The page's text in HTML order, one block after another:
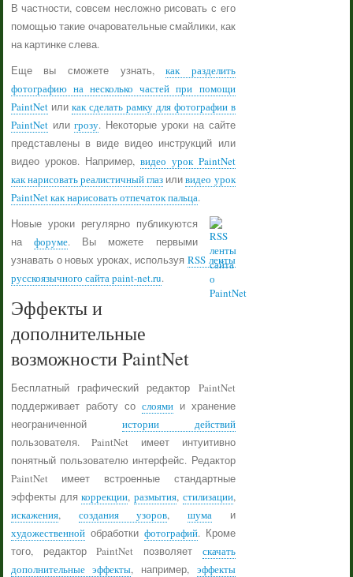
В частности, совсем несложно рисовать с его
помощью такие очаровательные смайлики, как
на картинке слева.
Еще вы сможете узнать,как разделить
фотографию на несколько частей при помощи
PaintNetили как сделать рамку для фотографии в
PaintNetилигрозу. Некоторые уроки на сайте
представлены в виде видео инструкций или
видео уроков. Например, видео урок PaintNet
как нарисовать реалистичный глаз иливидео урок
PaintNet как нарисовать отпечаток пальца.
Новые уроки регулярно публикуются
нафоруме. Вы можете первыми
узнавать о новых уроках, используя RSS ленты
русскоязычного сайта paint-net.ru.
Эффекты и
дополнительные
возможности PaintNet
Бесплатный графический редактор PaintNet
поддерживает работу со слоямии хранение
неограниченной истории действий
пользователя. PaintNet имеет интуитивно
понятный пользователю интерфейс. Редактор
PaintNet имеет встроенные стандартные
эффекты длякоррекции, размытия, стилизации,
искажения, создания узоров, шумаи
художественнойобработки фотографий. Кроме
того, редактор PaintNet позволяет скачать
дополнительные эффекты, например, эффекты